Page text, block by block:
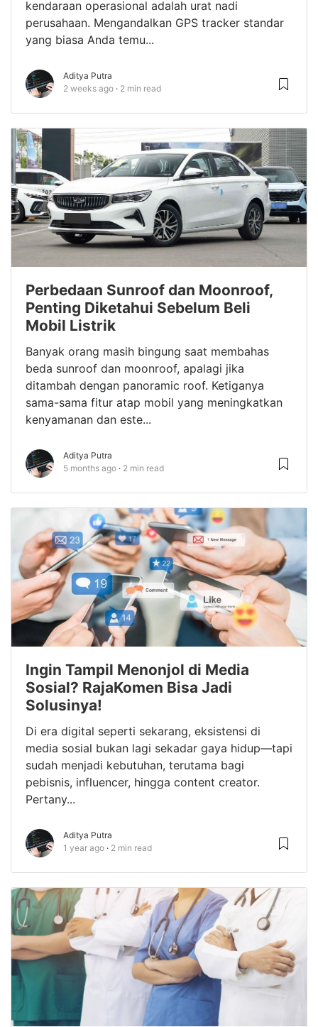
kendaraan operasional adalah urat nadi
perusahaan. Mengandalkan GPS tracker standar
yang biasa Anda temu...
Aditya Putra
2 weeks ago
2 min read
Perbedaan Sunroof dan Moonroof,
Penting Diketahui Sebelum Beli
Mobil Listrik
Banyak orang masih bingung saat membahas
beda sunroof dan moonroof, apalagi jika
ditambah dengan panoramic roof. Ketiganya
sama-sama fitur atap mobil yang meningkatkan
kenyamanan dan este...
Aditya Putra
5 months ago
2 min read
Ingin Tampil Menonjol di Media
Sosial? RajaKomen Bisa Jadi
Solusinya!
Di era digital seperti sekarang, eksistensi di
media sosial bukan lagi sekadar gaya hidup—tapi
sudah menjadi kebutuhan, terutama bagi
pebisnis, influencer, hingga content creator.
Pertany...
Aditya Putra
1 year ago
2 min read